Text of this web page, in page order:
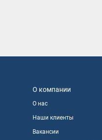
О компании
О нас
Наши клиенты
Вакансии